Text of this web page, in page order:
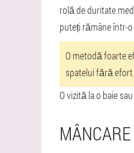
rolă de duritate
puteți rămâne într-
O metodă foarte
spatelui fără efort
O vizită la o baie
MÂNCARE